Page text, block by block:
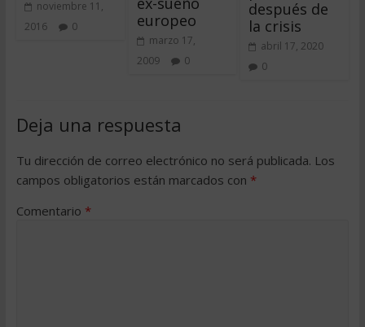
noviembre 11,
2016
0
europeo
marzo 17,
2009
0
después de
la crisis
abril 17, 2020
0
Deja una respuesta
Tu dirección de correo electrónico no será publicada. Los
campos obligatorios están marcados con *
Comentario *